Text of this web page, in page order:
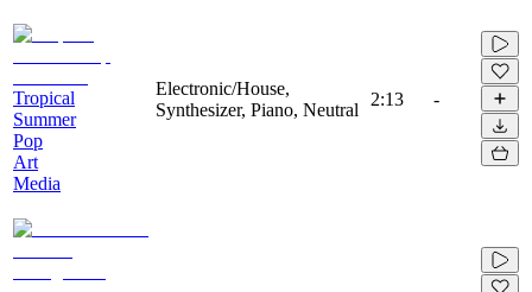
Tropical
Summer
Pop
Art
Media
Electronic/House,
Synthesizer, Piano, Neutral
2:13 -